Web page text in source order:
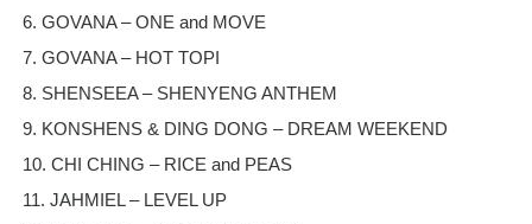
6. GOVANA – ONE and MOVE
7. GOVANA – HOT TOPI
8. SHENSEEA – SHENYENG ANTHEM
9. KONSHENS & DING DONG – DREAM WEEKEND
10. CHI CHING – RICE and PEAS
11. JAHMIEL – LEVEL UP